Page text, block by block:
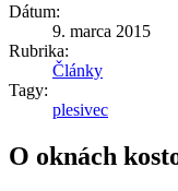
Dátum:
9. marca 2015
Rubrika:
Články
Tagy:
plesivec
O oknách